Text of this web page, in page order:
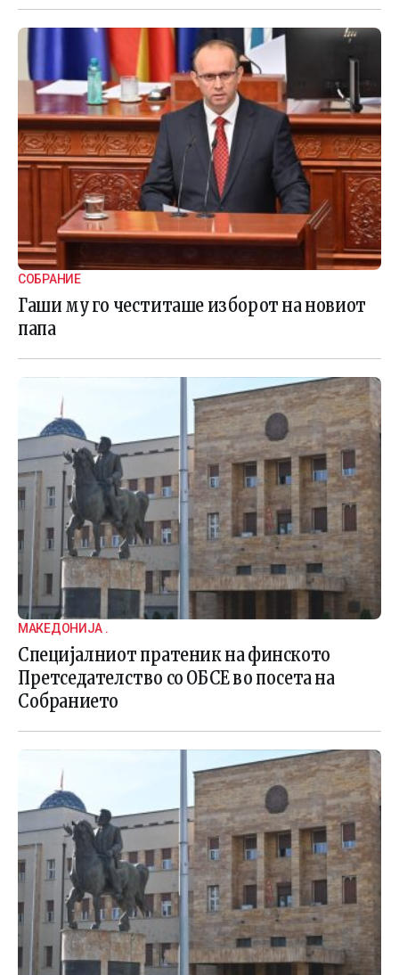
СОБРАНИЕ
Гаши му го честиташе изборот на новиот
папа
МАКЕДОНИЈА .
Специјалниот пратеник на финското
Претседателство со ОБСЕ во посета на
Собранието